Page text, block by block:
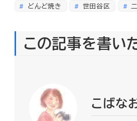
どんど焼き 世田谷区
この記事を書い
こばな